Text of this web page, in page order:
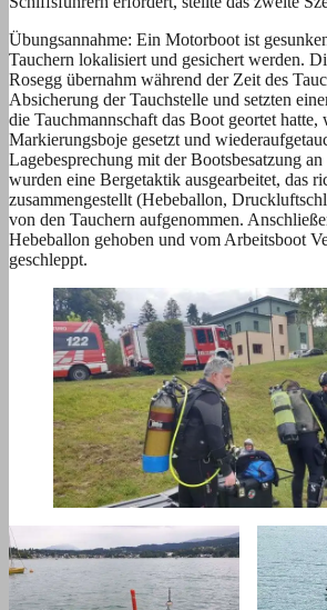
Übungsannahme: Ein Motorboot ist
Tauchern lokalisiert und gesichert werden.
Rosegg übernahm während der Zeit des
Absicherung der Tauchstelle und setzten
die Tauchmannschaft das Boot geortet hatte,
Markierungsboje gesetzt und
Lagebesprechung mit der Bootsbesatzung
wurden eine Bergetaktik ausgearbeitet, das
zusammengestellt (Hebeballon,
von den Tauchern aufgenommen.
Hebeballon gehoben und vom Arbeitsboot
geschleppt.